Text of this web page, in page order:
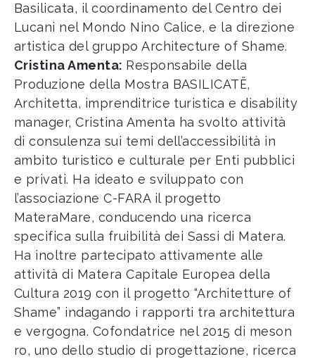
Basilicata, il coordinamento del Centro dei
Lucani nel Mondo Nino Calice, e la direzione
artistica del gruppo Architecture of Shame.
Cristina Amenta: Responsabile della
Produzione della Mostra BASILICATË,
Architetta, imprenditrice turistica e disability
manager, Cristina Amenta ha svolto attività
di consulenza sui temi dell’accessibilità in
ambito turistico e culturale per Enti pubblici
e privati. Ha ideato e sviluppato con
l’associazione C-FARA il progetto
MateraMare, conducendo una ricerca
specifica sulla fruibilità dei Sassi di Matera.
Ha inoltre partecipato attivamente alle
attività di Matera Capitale Europea della
Cultura 2019 con il progetto “Architetture of
Shame” indagando i rapporti tra architettura
e vergogna. Cofondatrice nel 2015 di meson
ro, uno dello studio di progettazione, ricerca